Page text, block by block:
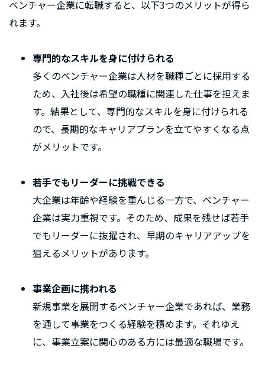
ベンチャー企業に転職すると、以下3つのメリットが得ら
れます。
専門的なスキルを身に付けられる
多くのベンチャー企業は人材を職種ごとに採用する
ため、入社後は希望の職種に関連した仕事を担えま
す。結果として、専門的なスキルを身に付けられる
ので、長期的なキャリアプランを立てやすくなる点
がメリットです。
若手でもリーダーに挑戦できる
大企業は年齢や経験を重んじる一方で、ベンチャー
企業は実力重視です。そのため、成果を残せば若手
でもリーダーに抜擢され、早期のキャリアアップを
狙えるメリットがあります。
事業企画に携われる
新規事業を展開するベンチャー企業であれば、業務
を通して事業をつくる経験を積めます。それゆえ
に、事業立案に関心のある方には最適な職場です。